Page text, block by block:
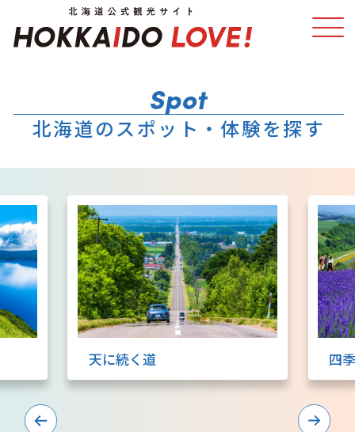
特集 スポット・体験
モデルコース エリアガイド
グルメ 旅の予約
アクセス
キュンちゃんオンラインショップ
北海道はやわかり
北海道のスポット・体験を探す
天に続く道 四